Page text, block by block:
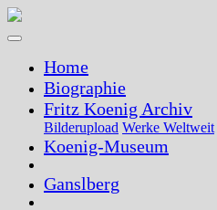
Toggle
navigationHome
Biographie
Fritz Koenig Archiv
Bilderupload Werke Weltweit
Koenig-Museum
Ganslberg